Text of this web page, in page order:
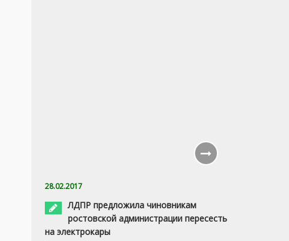
28.02.2017
ЛДПР предложила чиновникам
ростовской администрации пересесть
на электрокары